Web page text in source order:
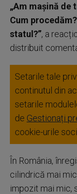
„Am mașină
Cum
statul?”, a
distribuit
Setarile tale
continutul din
setarile
de Gestionați
cookie-urile
În România,
cilindrică mai
impozit mai mic,